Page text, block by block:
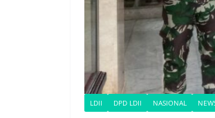
LDII DPD LDII NASIONAL